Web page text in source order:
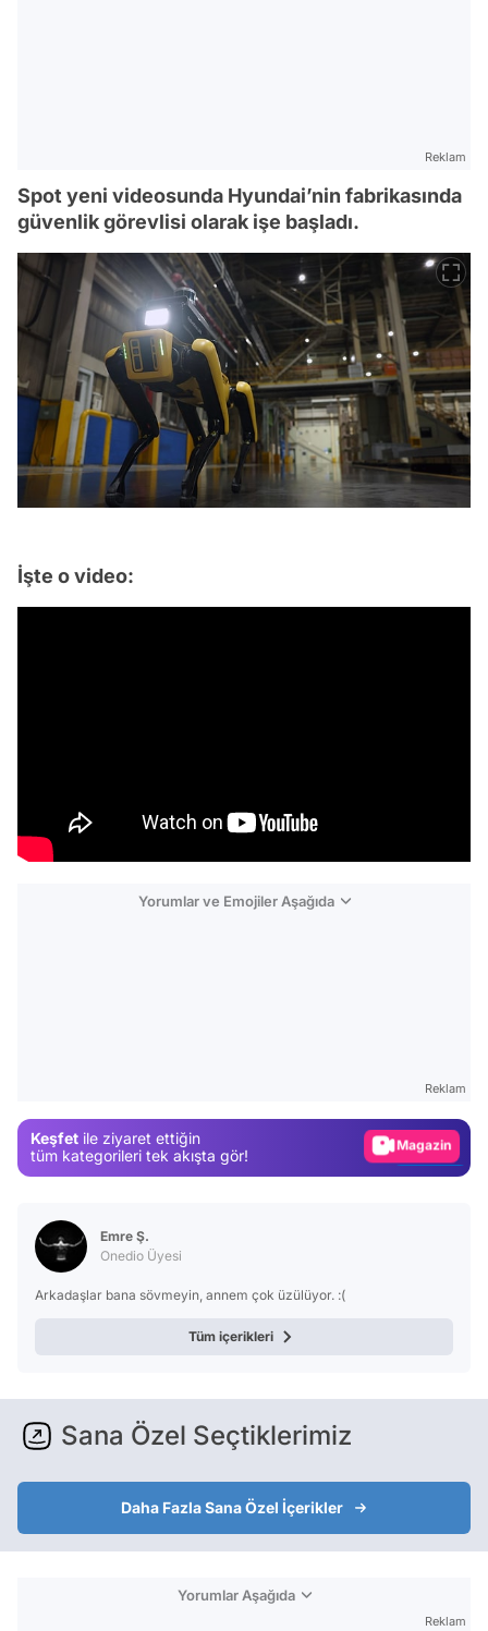
Reklam
Spot yeni videosunda Hyundai’nin fabrikasında
güvenlik görevlisi olarak işe başladı.
İşte o video:
Yorumlar ve Emojiler Aşağıda
Reklam
Keşfet ile ziyaret ettiğin
tüm kategorileri tek akışta gör!
Video
Emre Ş.
Onedio Üyesi
Arkadaşlar bana sövmeyin, annem çok üzülüyor. :(
Tüm içerikleri
Sana Özel Seçtiklerimiz
Daha Fazla Sana Özel İçerikler
Yorumlar Aşağıda
Reklam